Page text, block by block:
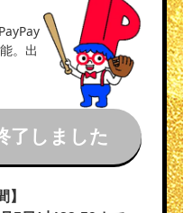
。出
了しました
】